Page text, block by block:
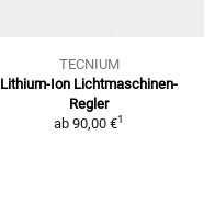
TECNIUM
Lithium-Ion Lichtmaschinen-
Regler
ab 90,00 €1